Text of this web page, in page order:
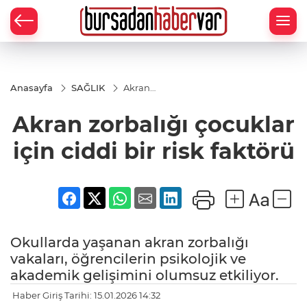
Anasayfa SAĞLIK
Akran
için
ciddi bir
risk
faktörü
Akran zorbalığı çocuklar
için ciddi bir risk faktörü
Okullarda yaşanan akran zorbalığı
vakaları, öğrencilerin psikolojik ve
akademik gelişimini olumsuz etkiliyor.
Haber Giriş Tarihi: 15.01.2026 14:32